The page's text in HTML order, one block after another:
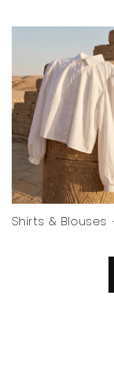
Shirts & Blouses